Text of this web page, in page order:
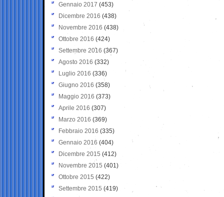
Gennaio 2017 (453)
Dicembre 2016 (438)
Novembre 2016 (438)
Ottobre 2016 (424)
Settembre 2016 (367)
Agosto 2016 (332)
Luglio 2016 (336)
Giugno 2016 (358)
Maggio 2016 (373)
Aprile 2016 (307)
Marzo 2016 (369)
Febbraio 2016 (335)
Gennaio 2016 (404)
Dicembre 2015 (412)
Novembre 2015 (401)
Ottobre 2015 (422)
Settembre 2015 (419)